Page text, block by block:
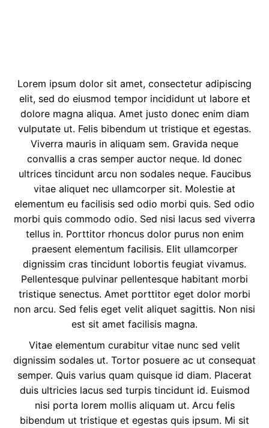
Lorem ipsum dolor sit amet, consectetur adipiscing
elit, sed do eiusmod tempor incididunt ut labore et
dolore magna aliqua. Amet justo donec enim diam
vulputate ut. Felis bibendum ut tristique et egestas.
Viverra mauris in aliquam sem. Gravida neque
convallis a cras semper auctor neque. Id donec
ultrices tincidunt arcu non sodales neque. Faucibus
vitae aliquet nec ullamcorper sit. Molestie at
elementum eu facilisis sed odio morbi quis. Sed odio
morbi quis commodo odio. Sed nisi lacus sed viverra
tellus in. Porttitor rhoncus dolor purus non enim
praesent elementum facilisis. Elit ullamcorper
dignissim cras tincidunt lobortis feugiat vivamus.
Pellentesque pulvinar pellentesque habitant morbi
tristique senectus. Amet porttitor eget dolor morbi
non arcu. Sed felis eget velit aliquet sagittis. Non nisi
est sit amet facilisis magna.
Vitae elementum curabitur vitae nunc sed velit
dignissim sodales ut. Tortor posuere ac ut consequat
semper. Quis varius quam quisque id diam. Placerat
duis ultricies lacus sed turpis tincidunt id. Euismod
nisi porta lorem mollis aliquam ut. Arcu felis
bibendum ut tristique et egestas quis ipsum. Mi sit